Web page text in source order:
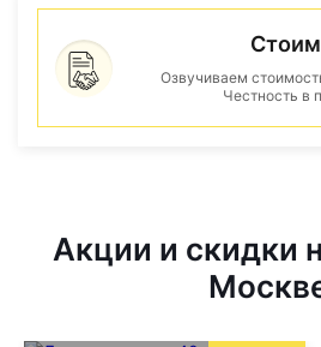
Озвучиваем
Честность в
Акции и скидки